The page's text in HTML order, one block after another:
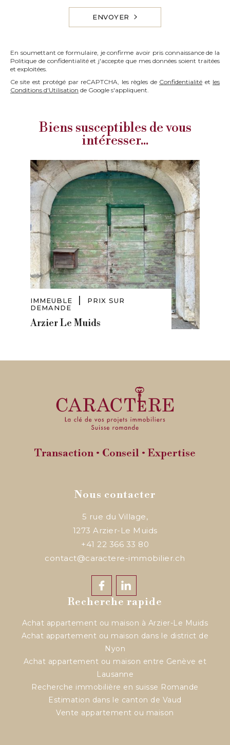
ENVOYER
En soumettant ce formulaire, je confirme avoir pris connaissance de la
Politique de confidentialité et j'accepte que mes données soient traitées
et exploitées.
Ce site est protégé par reCAPTCHA, les règles de Confidentialité et les
Conditions d'Utilisation de Google s'appliquent.
Biens susceptibles de vous
intéresser...
IMMEUBLE |
PRIX SUR
DEMANDE
Arzier Le Muids
Transaction • Conseil • Expertise
Nous contacter
5 rue du Village,
1273 Arzier-Le Muids
+41 22 366 33 80
contact@caractere-immobilier.ch
Recherche rapide
Achat appartement ou maison à Arzier-Le Muids
Achat appartement ou maison dans le district de
Nyon
Achat appartement ou maison entre Genève et
Lausanne
Recherche immobilière en suisse Romande
Estimation dans le canton de Vaud
Vente appartement ou maison